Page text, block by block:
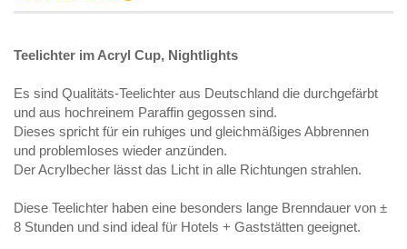
Teelichter im Acryl Cup, Nightlights
Es sind Qualitäts-Teelichter aus Deutschland die durchgefärbt
und aus hochreinem Paraffin gegossen sind.
Dieses spricht für ein ruhiges und gleichmäßiges Abbrennen
und problemloses wieder anzünden.
Der Acrylbecher lässt das Licht in alle Richtungen strahlen.
Diese Teelichter haben eine besonders lange Brenndauer von ±
8 Stunden und sind ideal für Hotels + Gaststätten geeignet.